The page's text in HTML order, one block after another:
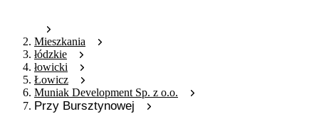
Mieszkania
łódzkie
łowicki
Łowicz
Muniak Development Sp. z o.o.
Przy Bursztynowej